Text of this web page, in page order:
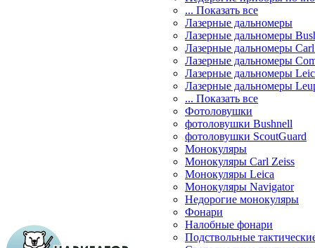
... Показать все
Лазерные дальномеры
Лазерные дальномеры
Лазерные дальномеры
Лазерные дальномеры
Лазерные дальномеры
Лазерные дальномеры
... Показать все
Фотоловушки
фотоловушки Bushnell
фотоловушки ScoutGuard
Монокуляры
Монокуляры Carl Zeiss
Монокуляры Leica
Монокуляры Navigator
Недорогие монокуляры
Фонари
Налобные фонари
Подствольные